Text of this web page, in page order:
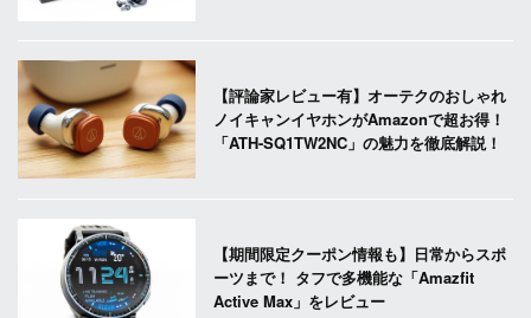
【評論家レビュー有】オーテクのおしゃれ
ノイキャンイヤホンがAmazonで超お得！
「ATH-SQ1TW2NC」の魅力を徹底解説！
【期間限定クーポン情報も】日常からスポ
ーツまで！ タフで多機能な「Amazfit
Active Max」をレビュー